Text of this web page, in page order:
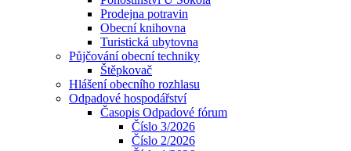
Prodejna potravin
Obecní knihovna
Turistická ubytovna
Půjčování obecní techniky
Štěpkovač
Hlášení obecního rozhlasu
Odpadové hospodářství
Časopis Odpadové fórum
Číslo 3/2026
Číslo 2/2026